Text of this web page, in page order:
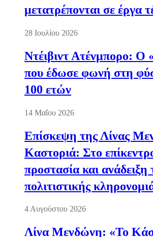
μετατρέπονται σε έργα
28 Ιουλίου 2026
Ντέιβιντ Ατένμπορο: Ο
που έδωσε φωνή στη
100 ετών
14 Μαΐου 2026
Επίσκεψη της Λίνας
Καστοριά: Στο
προστασία και ανάδειξη
πολιτιστικής
4 Αυγούστου 2026
Λίνα Μενδώνη: «Το